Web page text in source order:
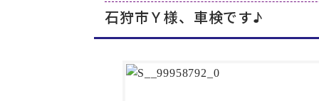
石狩市Ｙ様、車検です♪